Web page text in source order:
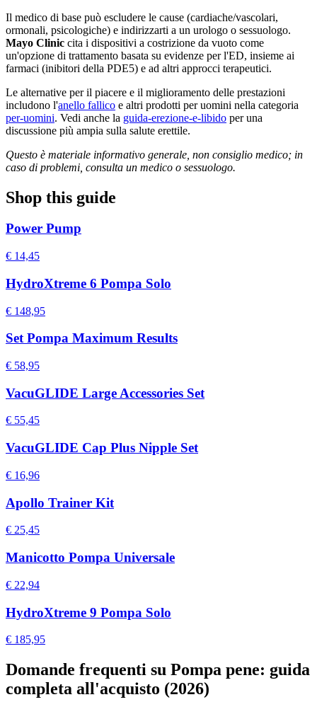
Il medico di base può escludere le cause (cardiache/vascolari,
ormonali, psicologiche) e indirizzarti a un urologo o sessuologo.
Mayo Clinic cita i dispositivi a costrizione da vuoto come
un'opzione di trattamento basata su evidenze per l'ED, insieme ai
farmaci (inibitori della PDE5) e ad altri approcci terapeutici.
Le alternative per il piacere e il miglioramento delle prestazioni
includono l'anello fallico e altri prodotti per uomini nella categoria
per-uomini. Vedi anche la guida-erezione-e-libido per una
discussione più ampia sulla salute erettile.
Questo è materiale informativo generale, non consiglio medico; in
caso di problemi, consulta un medico o sessuologo.
Shop this guide
Power Pump
€ 14,45
HydroXtreme 6 Pompa Solo
€ 148,95
Set Pompa Maximum Results
€ 58,95
VacuGLIDE Large Accessories Set
€ 55,45
VacuGLIDE Cap Plus Nipple Set
€ 16,96
Apollo Trainer Kit
€ 25,45
Manicotto Pompa Universale
€ 22,94
HydroXtreme 9 Pompa Solo
€ 185,95
Domande frequenti su Pompa pene: guida
completa all'acquisto (2026)